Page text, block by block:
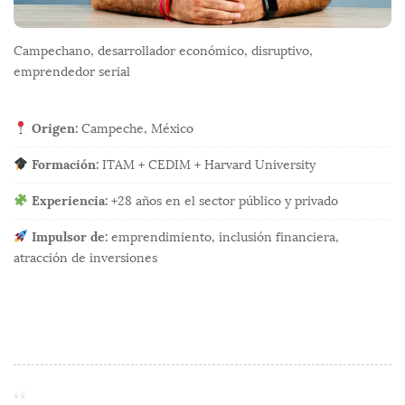
Campechano, desarrollador económico, disruptivo,
emprendedor serial
Origen:Campeche, México
Formación:ITAM + CEDIM + Harvard University
Experiencia:+28 años en el sector público y privado
Impulsor de:emprendimiento, inclusión financiera,
atracción de inversiones